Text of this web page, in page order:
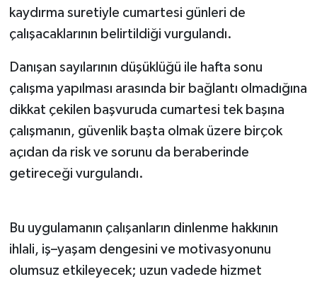
kaydırma suretiyle cumartesi günleri de
çalışacaklarının belirtildiği vurgulandı.
Danışan sayılarının düşüklüğü ile hafta sonu
çalışma yapılması arasında bir bağlantı olmadığına
dikkat çekilen başvuruda cumartesi tek başına
çalışmanın, güvenlik başta olmak üzere birçok
açıdan da risk ve sorunu da beraberinde
getireceği vurgulandı.
Bu uygulamanın çalışanların dinlenme hakkının
ihlali, iş–yaşam dengesini ve motivasyonunu
olumsuz etkileyecek; uzun vadede hizmet